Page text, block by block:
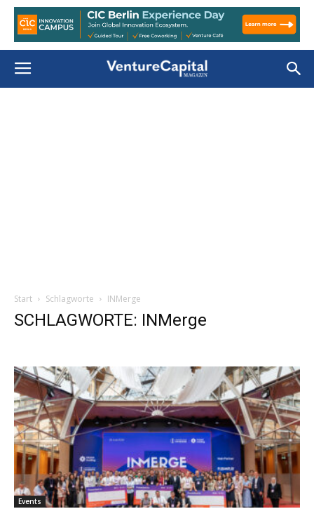
Start Schlagworte INMerge
SCHLAGWORTE: INMerge
Events